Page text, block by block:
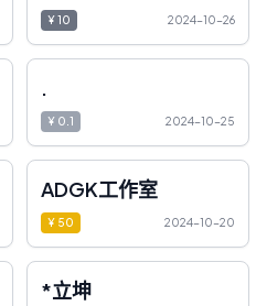
¥10 2024-10-26
.
¥ 0.1 2024-10-25
ADGK工作室
¥ 50 2024-10-20
*立坤